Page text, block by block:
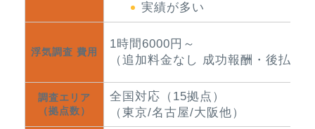
実績が多い
浮気調査 費用
1時間6000円～
（追加料金なし 成功報酬・後払い
調査エリア
（拠点数）
全国対応（15拠点）
（東京/名古屋/大阪他）